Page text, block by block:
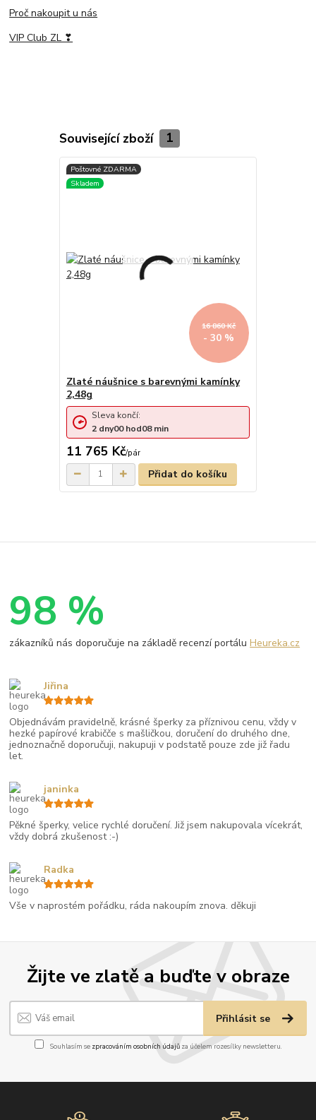
Proč nakoupit u nás
VIP Club ZL ❣
Související zboží 1
16 860 Kč
- 30 %
Zlaté náušnice s barevnými kamínky
2,48g
11 765 Kč/pár
Sleva končí:
2 dny00hod08min
Přidat do košíku
Žijte ve zlatě a buďte v obraze
Přihlásit se
Souhlasím se zpracováním osobních údajůza účelem rozesílky newsletteru.
98 %
zákazníků nás doporučuje na základě recenzí portáluHeureka.cz
Objednávám pravidelně, krásné šperky za příznivou cenu, vždy v
hezké papírové krabičče s mašličkou, doručení do druhého dne,
jednoznačně doporučuji, nakupuji v podstatě pouze zde již řadu
let.
Jiřina
Pěkné šperky, velice rychlé doručení. Již jsem nakupovala vícekrát,
vždy dobrá zkušenost :-)
janinka
Vše v naprostém pořádku, ráda nakoupím znova. děkuji
Radka